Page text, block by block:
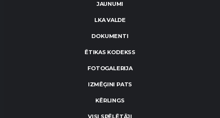
JAUNUMI
LKA VALDE
DOKUMENTI
ĒTIKAS KODEKSS
FOTOGALERIJA
IZMĒĢINI PATS
KĒRLINGS